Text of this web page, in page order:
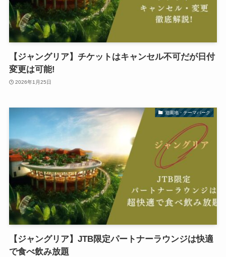
【ジャングリア】チケットはキャンセル不可だが日付
変更は可能!
2026年1月25日
遊園地・テーマパーク
【ジャングリア】JTB限定パートナーラウンジは快適
で食べ飲み放題